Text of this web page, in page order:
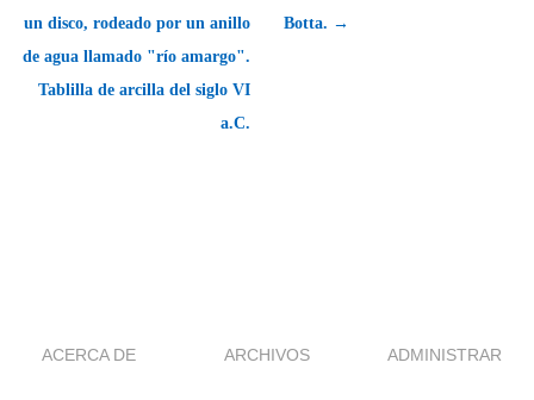
un disco, rodeado por un anillo
de agua llamado "río amargo".
Tablilla de arcilla del siglo VI
a.C.
Botta. →
ACERCA DE ARCHIVOS ADMINISTRAR